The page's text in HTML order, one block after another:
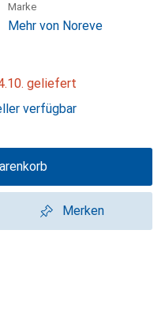
Marke
Mehr von Noreve
geliefert
verfügbar
Merken